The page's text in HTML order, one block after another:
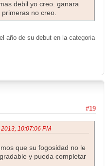
debil yo creo. ganara
no creo.
año de su debut en la categoria
#19
10:07:06 PM
que su fogosidad no le
y pueda completar